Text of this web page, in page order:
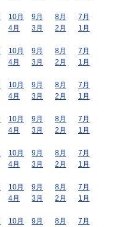
10月 9月 8月
7月
4月 3月 2月
1月
10月 9月 8月
7月
4月 3月 2月
1月
10月 9月 8月
7月
4月 3月 2月
1月
10月 9月 8月
7月
4月 3月 2月
1月
10月 9月 8月
7月
4月 3月 2月
1月
10月 9月 8月
7月
4月 3月 2月
1月
10月 9月 8月
7月